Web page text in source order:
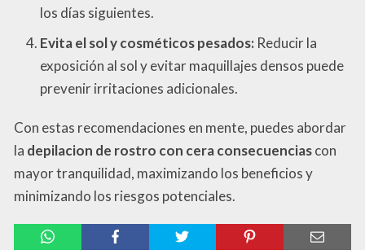
los días siguientes.
Evita el sol y cosméticos pesados: Reducir la
exposición al sol y evitar maquillajes densos puede
prevenir irritaciones adicionales.
Con estas recomendaciones en mente, puedes abordar
la depilacion de rostro con cera consecuenciascon
mayor tranquilidad, maximizando los beneficios y
minimizando los riesgos potenciales.